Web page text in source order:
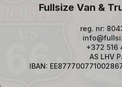
Fullsize Van &
reg. nr:
+372 516
AS LHV
IBAN: